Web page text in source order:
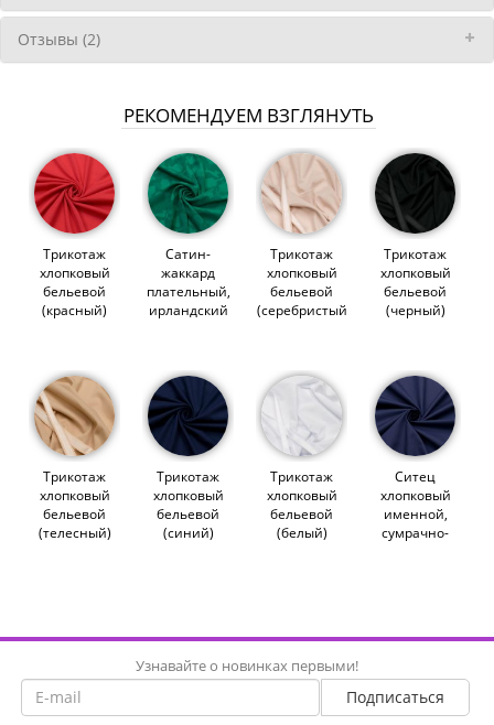
Отзывы (2)
РЕКОМЕНДУЕМ ВЗГЛЯНУТЬ
Трикотаж
хлопковый
бельевой
(красный)
Сатин-
жаккард
плательный,
ирландский
Трикотаж
хлопковый
бельевой
(серебристый
Трикотаж
хлопковый
бельевой
(черный)
Трикотаж
хлопковый
бельевой
(телесный)
Трикотаж
хлопковый
бельевой
(синий)
Трикотаж
хлопковый
бельевой
(белый)
Ситец
хлопковый
именной,
сумрачно-
Узнавайте о новинках первыми!